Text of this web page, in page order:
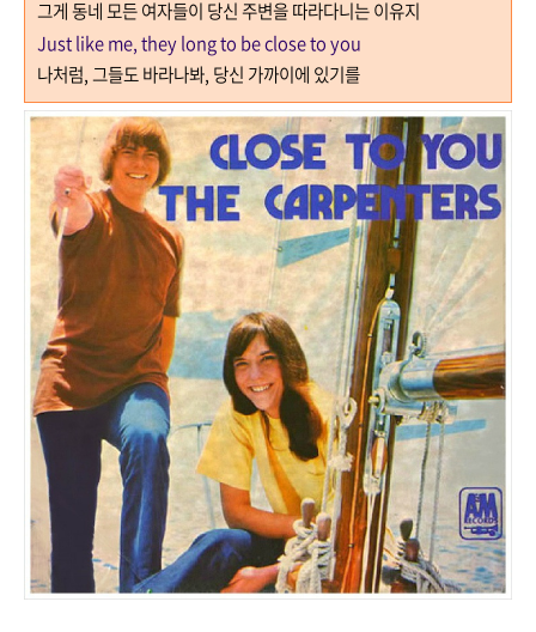
그게 동네 모든 여자들이 당신 주변을 따라다니는 이유지
Just like me, they long to be close to you
나처럼,그들도 바라나봐, 당신 가까이에 있기를